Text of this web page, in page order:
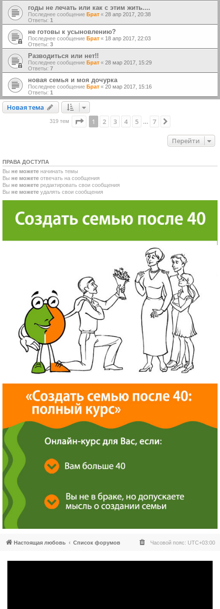
годы не лечать или как с этим жить....
Последнее сообщение Брат « 28 апр 2017, 20:38
Ответы: 1
не готовы к усыновлению?
Последнее сообщение Брат « 18 апр 2017, 22:03
Ответы: 3
Разводиться или нет!!
Последнее сообщение Брат « 28 мар 2017, 15:29
Ответы: 7
новая семья и моя дочурка
Последнее сообщение Брат « 20 мар 2017, 15:16
Ответы: 1
Новая тема
Новаятема
319 тем Страница из
1 2 3 4 5 7
Перейти
ПРАВА ДОСТУПА
Вы не можете начинать темы
Вы не можете отвечать на сообщения
Вы не можете редактировать свои сообщения
Вы не можете удалять свои сообщения
Настоящая любовь Список форумов Часовой пояс: UTC+03:00